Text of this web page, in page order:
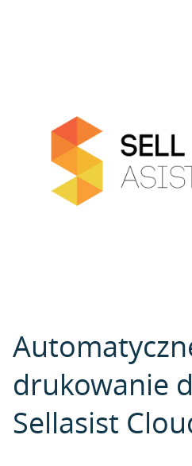
drukowanie
Sellasist